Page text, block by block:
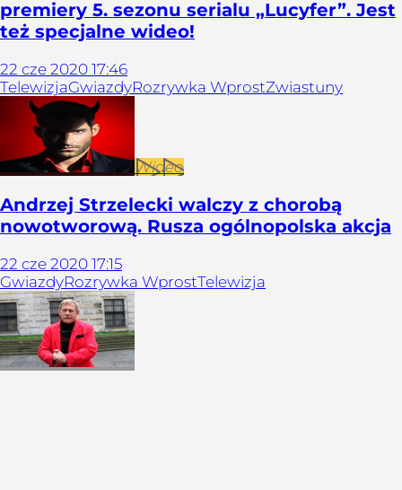
premiery 5. sezonu serialu „Lucyfer”. Jest
też specjalne wideo!
22 cze 2020 17:46
TelewizjaGwiazdyRozrywka WprostZwiastuny
Wideo
Andrzej Strzelecki walczy z chorobą
nowotworową. Rusza ogólnopolska akcja
22 cze 2020 17:15
GwiazdyRozrywka WprostTelewizja